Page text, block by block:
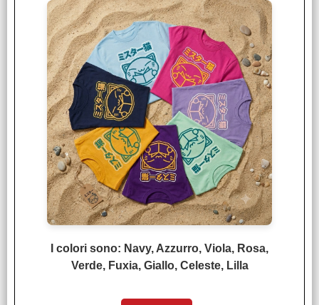
La Strana Casa n° 05
€7,50
Gaea-Tima n° 05
€6,90
I colori sono: Navy, Azzurro, Viola, Rosa,
Verde, Fuxia, Giallo, Celeste, Lilla